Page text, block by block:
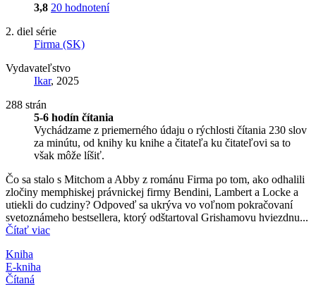
3,8 20 hodnotení
2. diel série
Firma (SK)
Vydavateľstvo
Ikar, 2025
288 strán
5-6 hodín čítania
Vychádzame z priemerného údaju o rýchlosti čítania 230 slov
za minútu, od knihy ku knihe a čitateľa ku čitateľovi sa to
však môže líšiť.
Čo sa stalo s Mitchom a Abby z románu Firma po tom, ako odhalili
zločiny memphiskej právnickej firmy Bendini, Lambert a Locke a
utiekli do cudziny? Odpoveď sa ukrýva vo voľnom pokračovaní
svetoznámeho bestsellera, ktorý odštartoval Grishamovu hviezdnu...
Čítať viac
Kniha
E-kniha
Čítaná